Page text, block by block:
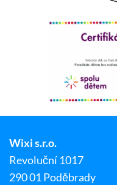
Wixi s.r.o.
Revoluční 1017
290 01 Poděbrady